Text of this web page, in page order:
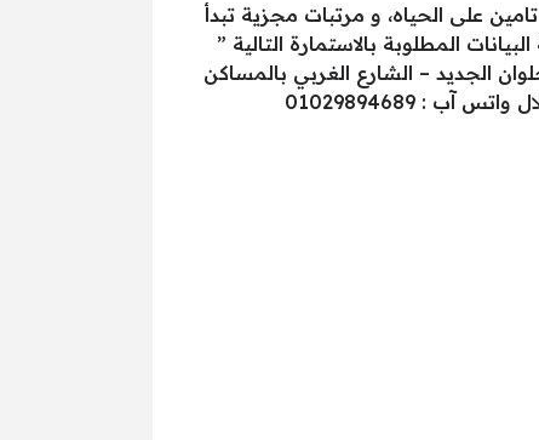
على الحياه، و مرتبات مجزية تبدأ
: مركز شباب حلوان الجديد – الشارع الغربي بالمساكن